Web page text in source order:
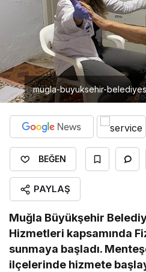
mugla-buyuksehir-
BEĞEN
PAYLAŞ
Muğla Büyükşehir
Hizmetleri kapsamında
sunmaya başladı.
ilçelerinde hizmete